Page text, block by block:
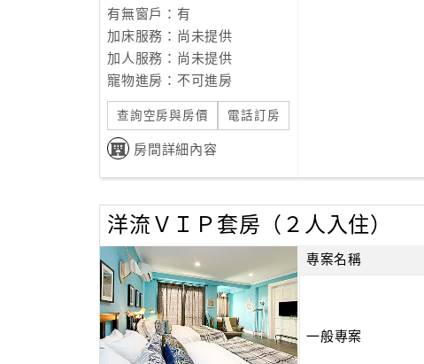
有無窗戶：有
加床服務：尚未提供
加人服務：尚未提供
寵物進房：不可進房
查詢空房與房價 電話訂房
房間詳細內容
洋流ＶＩＰ套房（２人入住）
專案名稱
一般專案